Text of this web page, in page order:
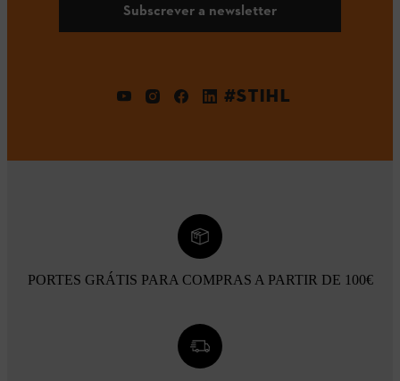
Subscrever a newsletter
#STIHL
PORTES GRÁTIS PARA COMPRAS A PARTIR DE 100€